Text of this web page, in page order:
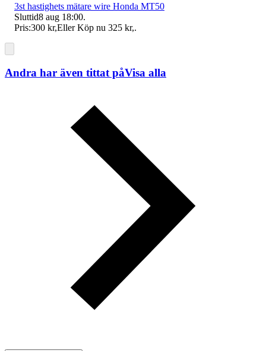
3st hastighets mätare wire Honda MT50
Sluttid8 aug 18:00.
Pris:300 kr,Eller Köp nu 325 kr,.
Andra har även tittat påVisa alla